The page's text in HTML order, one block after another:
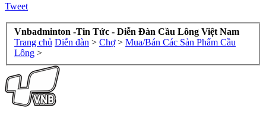
Tweet
Vnbadminton -Tin Tức - Diễn Đàn Cầu Lông Việt Nam
Trang chủ Diễn đàn > Chợ > Mua/Bán Các Sản Phẩm Cầu
Lông >